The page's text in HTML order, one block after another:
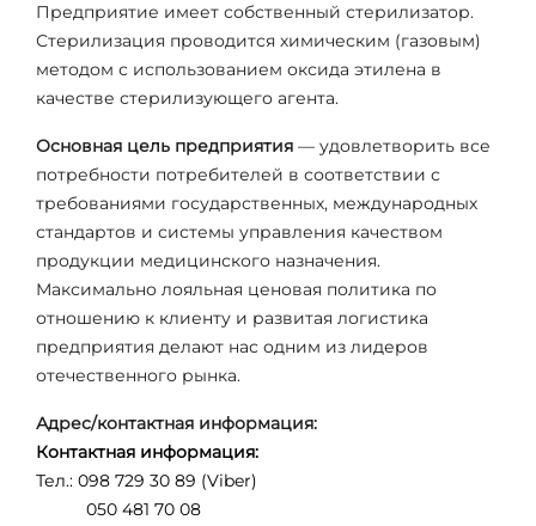
Предприятие имеет собственный стерилизатор.
Стерилизация проводится химическим (газовым)
методом с использованием оксида этилена в
качестве стерилизующего агента.
Основная цель предприятия — удовлетворить все
потребности потребителей в соответствии с
требованиями государственных, международных
стандартов и системы управления качеством
продукции медицинского назначения.
Максимально лояльная ценовая политика по
отношению к клиенту и развитая логистика
предприятия делают нас одним из лидеров
отечественного рынка.
Адрес/контактная информация:
Контактная информация:
Тел.: 098 729 30 89 (Viber)
050 481 70 08